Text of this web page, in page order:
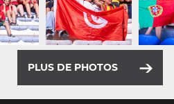
PLUS DE PHOTOS